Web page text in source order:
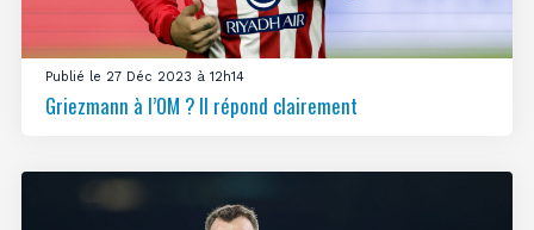
Publié le 27 Déc 2023 à 12h14
Griezmann à l’OM ? Il répond clairement